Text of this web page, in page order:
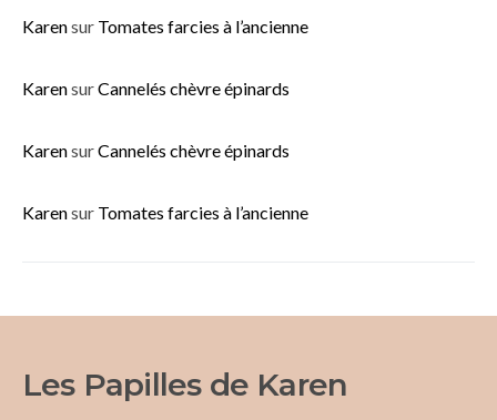
Karensur Tomates farcies à l’ancienne
KarensurCannelés chèvre épinards
KarensurCannelés chèvre épinards
Karensur Tomates farcies à l’ancienne
Les Papilles de Karen